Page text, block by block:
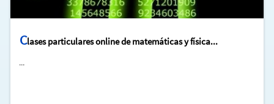
Clases particulares online de matemáticas y física...
...